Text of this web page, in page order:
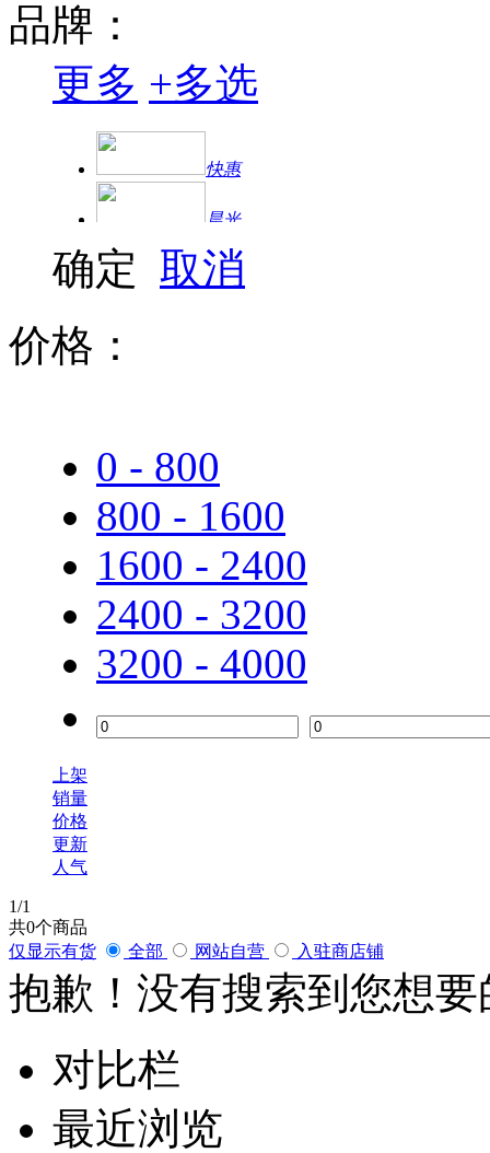
品牌：
更多 +多选
快惠
晨光
三星
蓝旗舰
挚友
金东
小战神
聚合泉
松下
确定 取消
价格：
0 - 800
800 - 1600
1600 - 2400
2400 - 3200
3200 - 4000
上架
销量
价格
更新
人气
1/1
共0个商品
仅显示有货
全部 网站自营 入驻商店铺
抱歉！没有搜索到您想
对比栏
最近浏览